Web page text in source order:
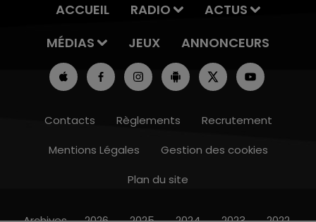
11h00 - 16h00
ACCUEIL RADIO
ACTUS
MÉDIAS
JEUX ANNONCEURS
Contacts Règlements
Recrutement
Mentions Légales
Gestion des cookies
Plan du site